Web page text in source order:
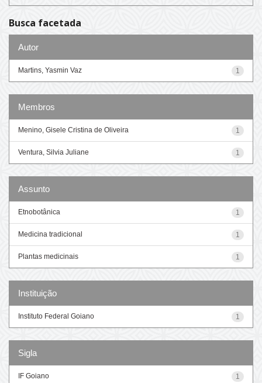
Busca facetada
Autor
1
Martins, Yasmin Vaz
Membros
1
Menino, Gisele Cristina de Oliveira
1
Ventura, Silvia Juliane
Assunto
1
Etnobotânica
1
Medicina tradicional
1
Plantas medicinais
Instituição
1
Instituto Federal Goiano
Sigla
1
IF Goiano